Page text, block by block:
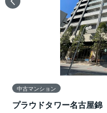
中古マンション
プラウドタワー名古屋錦